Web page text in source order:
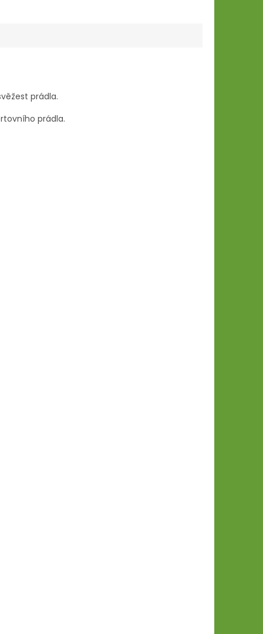
prádla.
prádla.